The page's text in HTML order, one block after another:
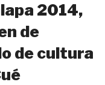
2014,
de
de cultura